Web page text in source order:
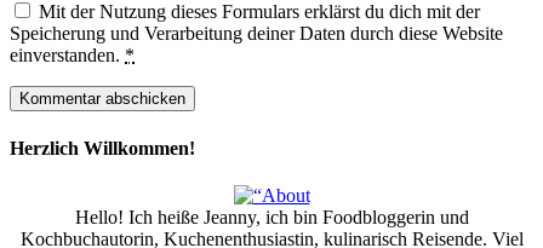
Mit der Nutzung dieses Formulars erklärst du dich mit der
Speicherung und Verarbeitung deiner Daten durch diese Website
einverstanden. *
Herzlich Willkommen!
Hello! Ich heiße Jeanny, ich bin Foodbloggerin und
Kochbuchautorin, Kuchenenthusiastin, kulinarisch Reisende. Viel